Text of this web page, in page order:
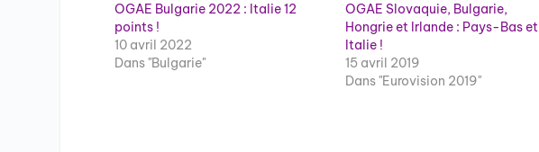
OGAE Bulgarie 2022 : Italie 12
points !
10 avril 2022
Dans "Bulgarie"
OGAE Slovaquie, Bulgarie,
Hongrie et Irlande : Pays-Bas et
Italie !
15 avril 2019
Dans "Eurovision 2019"